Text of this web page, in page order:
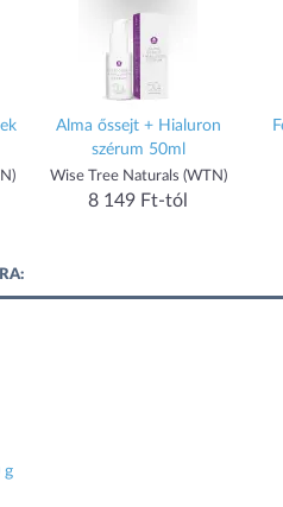
Alma őssejt + Hialuron
szérum 50ml
Wise Tree Naturals (WTN)
8 149 Ft-tól
g